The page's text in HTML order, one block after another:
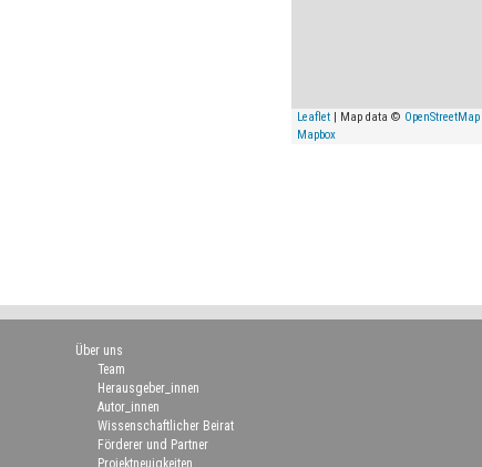
Leaflet | Map data © OpenStreetMap
Mapbox
Über uns
Team
Herausgeber_innen
Autor_innen
Wissenschaftlicher Beirat
Förderer und Partner
Projektneuigkeiten